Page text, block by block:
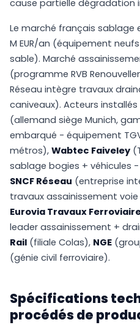
cause partielle dégradation
Le marché français sablage
M EUR/an (équipement
sable). Marché
(programme RVB
Réseau intègre travaux
caniveaux). Acteurs installés
(allemand siège Munich,
embarqué - équipement
métros), Wabtec Faiveley
sablage bogies + véhicules
SNCF Réseau (entreprise
travaux assainissement voie
Eurovia Travaux
leader assainissement +
Rail (filiale Colas), NGE
(génie civil ferroviaire).
Spécifications
procédés de